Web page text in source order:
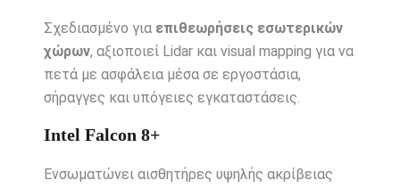
Σχεδιασμένο για επιθεωρήσεις εσωτερικών
χώρων, αξιοποιεί Lidar και visual mapping για να
πετά με ασφάλεια μέσα σε εργοστάσια,
σήραγγες και υπόγειες εγκαταστάσεις.
Intel Falcon 8+
Ενσωματώνει αισθητήρες υψηλής ακρίβειας